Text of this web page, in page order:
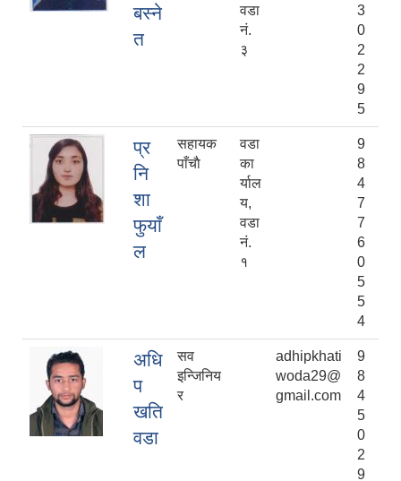
बस्ने
त
वडा
नं.
३
3
0
2
2
9
5
प्र
नि
शा
फुयाँ
ल
सहायक
पाँचाै
वडा
का
र्याल
य,
वडा
नं.
१
9
8
4
7
7
6
0
5
5
4
अधि
प
खति
वडा
सव
इन्जिनिय
र
adhipkhati
woda29@
gmail.com
9
8
4
5
0
2
9